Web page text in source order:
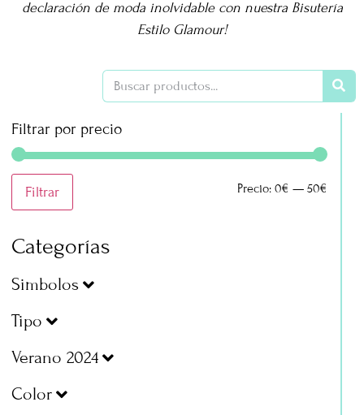
declaración de moda inolvidable con nuestra Bisutería
Estilo Glamour!
Filtrar por precio
Filtrar Precio: 0€ — 50€
Categorías
Simbolos
Tipo
Verano 2024
Color